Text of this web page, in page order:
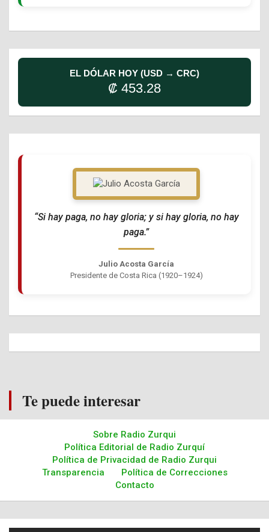
EL DÓLAR HOY (USD → CRC)
₡ 453.28
“Si hay paga, no hay gloria; y si hay gloria, no hay
paga.”
Julio Acosta García
Presidente de Costa Rica (1920–1924)
Te puede interesar
Sobre Radio Zurqui
Política Editorial de Radio Zurquí
Política de Privacidad de Radio Zurqui
Transparencia
Política de Correcciones
Contacto